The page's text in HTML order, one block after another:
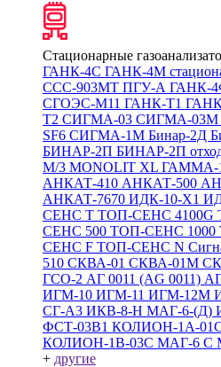
Стационарные
ГАНК-4С ГАНК-4М
ССС-903МТ ПГУ-А ГАНК-
СГОЭС-М11 ГАНК-Т1
Т2 СИГМА-03 СИГМА-03М
SF6 СИГМА-1М Бинар-2Д
БИНАР-2П БИНАР-2П
М/3 MONOLIT XL ГАММА-
АНКАТ-410 АНКАТ-500
АНКАТ-7670 ИДК-10-Х1
СЕНС Т ТОП-СЕНС 4100G
СЕНС 500 ТОП-СЕНС 1000
СЕНС F ТОП-СЕНС N
510 СКВА-01 СКВА-01М
ГСО-2 АГ 0011 (AG 0011)
ИГМ-10 ИГМ-11 ИГМ-12М
СГ-А3 ИКВ-8-Н МАГ-6-(Д)
ФСТ-03В1 КОЛИОН-1А-
КОЛИОН-1В-03С МАГ-6 С
+ другие